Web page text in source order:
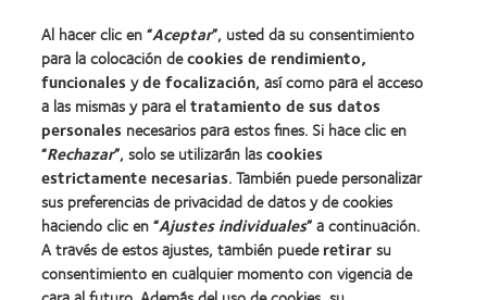
Usuario experimentado
Blog
Sobre nosotros
Carreras
Noticias
Contacto
Al hacer clic en “Aceptar”, usted da su consentimiento
para la colocación decookies de rendimiento,
funcionalesyde focalización, así como para el acceso
a las mismas y para eltratamiento de sus datos
personales necesarios para estos fines. Si hace clic en
“Rechazar”, solo se utilizarán lascookies
estrictamente necesarias. También puede personalizar
sus preferencias de privacidad de datos y de cookies
haciendo clic en “Ajustes individuales” a continuación.
A través de estos ajustes, también puederetirarsu
consentimiento en cualquier momento con vigencia de